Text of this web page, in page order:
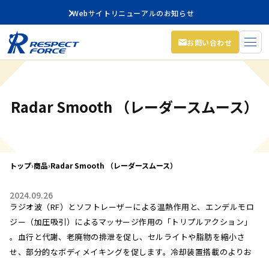
Webサイトリニューアルのお知らせ
お問い合わせ
Radar Smooth （レーダースムース）
トップ›商品›Radar Smooth （レーダースムース）
2024.09.26
ラジオ波（RF）とソフトレーザーによる温熱作用と、エンデルモロ
ジー（加圧吸引）によるマッサージ作用の「トリプルアクション」
。血行と代謝、老廃物の排泄を促し、セルライトや脂肪を縮小さ
せ、部分的なボディメイキングを促します。冷却装置搭載のよりお